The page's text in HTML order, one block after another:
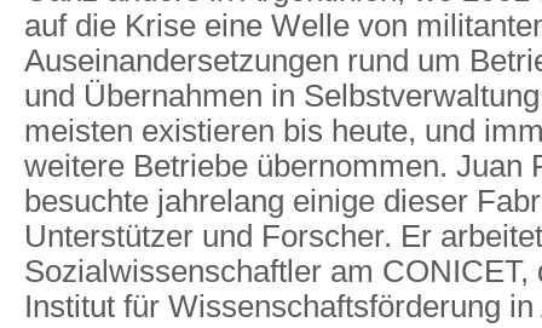
auf die Krise eine Welle von
Auseinandersetzungen rund um
und Übernahmen in
meisten existieren bis heute, und
weitere Betriebe übernommen. Juan
besuchte jahrelang einige dieser
Unterstützer und Forscher. Er
Sozialwissenschaftler am CONICET,
Institut für Wissenschaftsförderung